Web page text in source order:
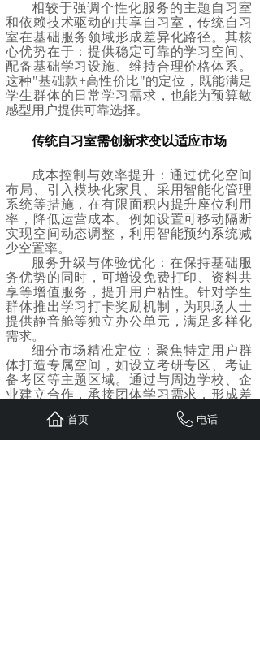
相较于强调个性化服务的主题自习室
和依赖技术驱动的共享自习室，传统自习
室在基础服务领域形成差异化路径。其核
心优势在于：提供稳定可靠的学习空间、
配备基础学习设施、维持合理价格体系。
这种"基础款+高性价比"的定位，既能满足
学生群体的日常学习需求，也能为预算敏
感型用户提供可靠选择。
传统自习室需创新求变以适应市场
成本控制与效率提升：通过优化空间
布局、引入模块化家具、采用智能化管理
系统等措施，在有限面积内提升座位利用
率，降低运营成本。例如设置可移动隔断
实现空间动态调整，利用智能预约系统减
少空置率。
服务升级与体验优化：在保持基础服
务优势的同时，可增设免费打印、资料共
享等增值服务，提升用户粘性。针对学生
群体推出学习打卡奖励机制，为职场人士
提供静音舱等独立办公单元，满足多样化
需求。
细分市场精准定位：聚焦特定用户群
体打造专属空间，如设立考研专区、考证
备考区等主题区域。通过与周边学校、企
业建立合作，承接团体学习需求，形成差
异化竞争壁垒。
社会在进步，尤其是现在的互联网时
代，存传统的操作模式对于任何一个行业
首页 电话